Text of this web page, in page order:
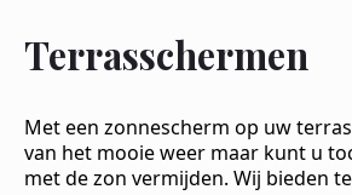
Terrasschermen
Met een zonnescherm op uw
van het mooie weer maar kunt u
met de zon vermijden. Wij bieden